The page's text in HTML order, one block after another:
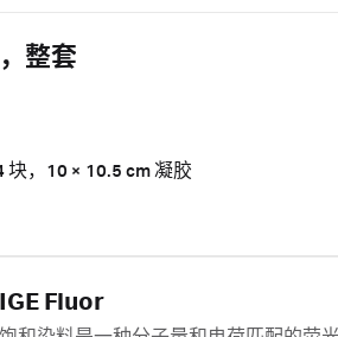
整套
块，10 × 10.5 cm 凝胶
Fluor